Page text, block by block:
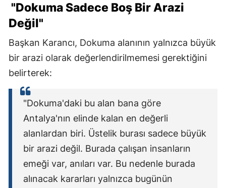
"Dokuma Sadece Boş Bir Arazi
Değil"
Başkan Karancı, Dokuma alanının yalnızca büyük
bir arazi olarak değerlendirilmemesi gerektiğini
belirterek:
"Dokuma'daki bu alan bana göre
Antalya'nın elinde kalan en değerli
alanlardan biri. Üstelik burası sadece büyük
bir arazi değil. Burada çalışan insanların
emeği var, anıları var. Bu nedenle burada
alınacak kararları yalnızca bugünün